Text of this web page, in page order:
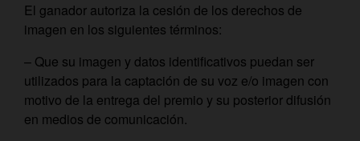
El ganador autoriza la cesión de los derechos de
imagen en los siguientes términos:
– Que su imagen y datos identificativos puedan ser
utilizados para la captación de su voz e/o imagen con
motivo de la entrega del premio y su posterior difusión
en medios de comunicación.